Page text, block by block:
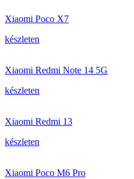
Xiaomi Poco X7
készleten
Xiaomi Redmi Note 14 5G
készleten
Xiaomi Redmi 13
készleten
Xiaomi Poco M6 Pro